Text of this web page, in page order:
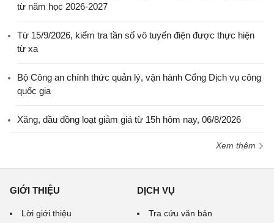
từ năm học 2026-2027
Từ 15/9/2026, kiểm tra tần số vô tuyến điện được thực hiện
từ xa
Bộ Công an chính thức quản lý, vận hành Cổng Dịch vụ công
quốc gia
Xăng, dầu đồng loạt giảm giá từ 15h hôm nay, 06/8/2026
Xem thêm
GIỚI THIỆU
Lời giới thiệu
DỊCH VỤ
Tra cứu văn bản